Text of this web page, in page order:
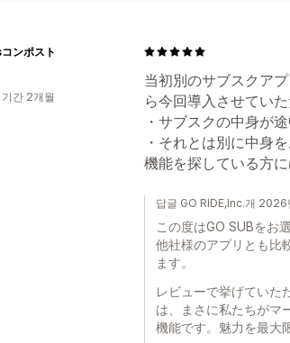
当初別のサブスクア
ら今回導入させていた
・サブスクの中身が
・それとは別に中身
機能を探している方
ンポスト
간 2개월
답글 GO RIDE,Inc.개 2026
この度はGO SUBをお
他社様のアプリとも比
ます。
レビューで挙げていた
は、まさに私たちがマ
機能です。魅力を最大